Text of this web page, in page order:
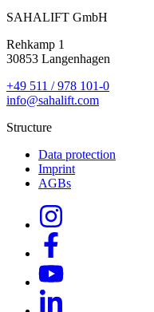
SAHALIFT GmbH
Rehkamp 1
30853 Langenhagen
+49 511 / 978 101-0
info@sahalift.com
Structure
Data protection
Imprint
AGBs